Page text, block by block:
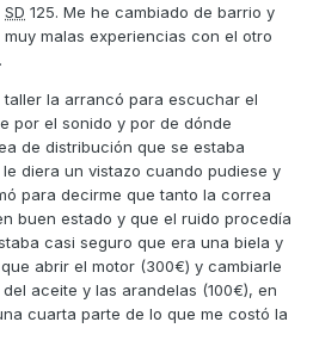
SD 125. Me he cambiado de barrio y
malas experiencias con el otro
la arrancó para escuchar el
por el sonido y por de dónde
de distribución que se estaba
diera un vistazo cuando pudiese y
para decirme que tanto la correa
buen estado y que el ruido procedía
casi seguro que era una biela y
abrir el motor (300€) y cambiarle
aceite y las arandelas (100€), en
cuarta parte de lo que me costó la